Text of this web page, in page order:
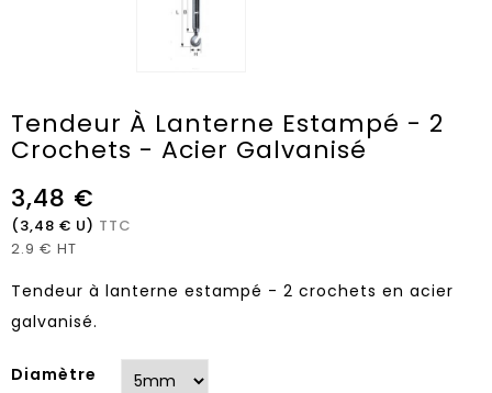
Tendeur À Lanterne Estampé - 2
Crochets - Acier Galvanisé
3,48 €
(3,48 € U) TTC
2.9 € HT
Tendeur à lanterne estampé - 2 crochets en acier
galvanisé.
Diamètre